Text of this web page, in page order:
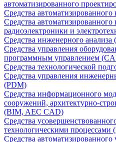
автоматизированного
Средства
Средства автоматизированного
радиоэлектроники и
Средства инженерного анализа
Средства управления
программным управлением
Средства технологической
Средства управления
(PDM)
Средства информационного
сооружений, архитектурно-
(BIM, AEC CAD)
Средства
технологическими процессами
Средства автоматизированного